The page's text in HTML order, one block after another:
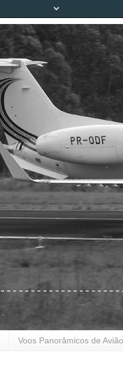
Voos Panorâmicos de Avião